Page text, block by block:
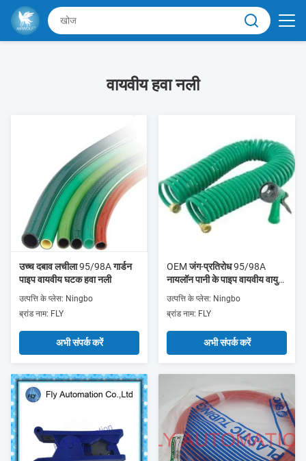
वायवीय हवा नली
उच्च दबाव लचीला 95/98A गार्डन
पाइप वायवीय घटक हवा नली
उत्पत्ति के प्लेस: Ningbo
ब्रांड नाम: FLY
अभी संपर्क करें
OEM जंग-प्रतिरोध 95/98A
नायलॉन पानी के पाइप वायवीय वायु
नली
उत्पत्ति के प्लेस: Ningbo
ब्रांड नाम: FLY
अभी संपर्क करें